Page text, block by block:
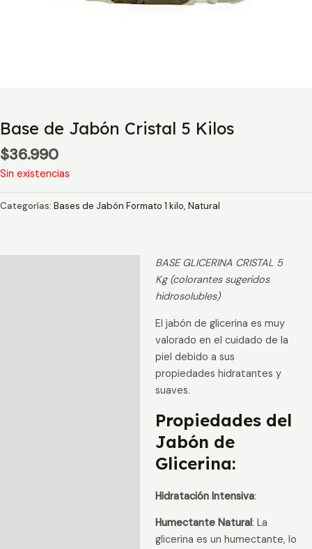
Base de Jabón Cristal 5 Kilos
$36.990
Sin existencias
Categorías: Bases de Jabón Formato 1 kilo, Natural
BASE GLICERINA CRISTAL 5
Kg (colorantes sugeridos
hidrosolubles)
El jabón de glicerina es muy
valorado en el cuidado de la
piel debido a sus
propiedades hidratantes y
suaves.
Propiedades del
Jabón de
Glicerina:
Hidratación Intensiva:
Humectante Natural: La
glicerina es un humectante, lo